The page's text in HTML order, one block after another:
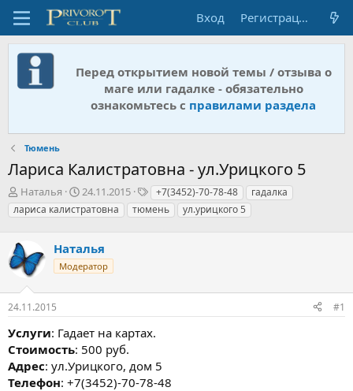
Вход Регистрация
Перед открытием новой темы / отзыва о
маге или гадалке - обязательно
ознакомьтесь с правилами раздела
Тюмень
Лариса Калистратовна - ул.Урицкого 5
А
в
т
р
т
е
м
ы
Наталья
Д
а
т
н
а
ч
а
а
24.11.2015
Т
е
г
+7(3452)-70-78-48
гадалка
лариса калистратовна
тюмень ул.урицкого 5
Наталья
Модератор
24.11.2015 #1
Услуги: Гадает на картах.
Стоимость: 500 руб.
Адрес: ул.Урицкого, дом 5
Телефон: +7(3452)-70-78-48